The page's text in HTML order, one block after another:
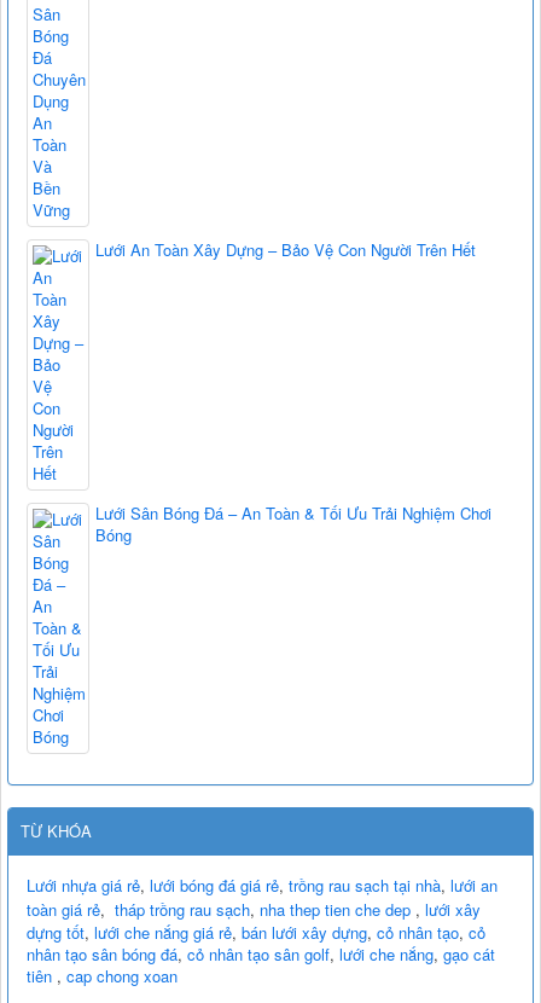
Lưới An Toàn Xây Dựng – Bảo Vệ Con Người Trên Hết
Lưới Sân Bóng Đá – An Toàn & Tối Ưu Trải Nghiệm Chơi
Bóng
TỪ KHÓA
Lưới nhựa giá rẻ, lưới bóng đá giá rẻ, trồng rau sạch tại nhà, lưới an
toàn giá rẻ, tháp trồng rau sạch, nha thep tien che dep , lưới xây
dựng tốt, lưới che nắng giá rẻ, bán lưới xây dựng, cỏ nhân tạo, cỏ
nhân tạo sân bóng đá, cỏ nhân tạo sân golf, lưới che nắng, gạo cát
tiên , cap chong xoan